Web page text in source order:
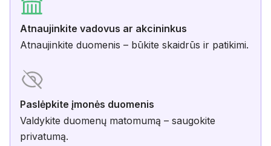
Atnaujinkite vadovus ar akcininkus
Atnaujinkite duomenis – būkite skaidrūs ir patikimi.
Paslėpkite įmonės duomenis
Valdykite duomenų matomumą – saugokite
privatumą.